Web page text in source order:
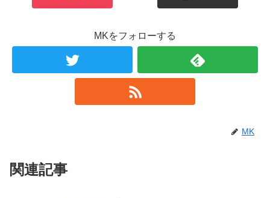
MKをフォローする
MK
関連記事